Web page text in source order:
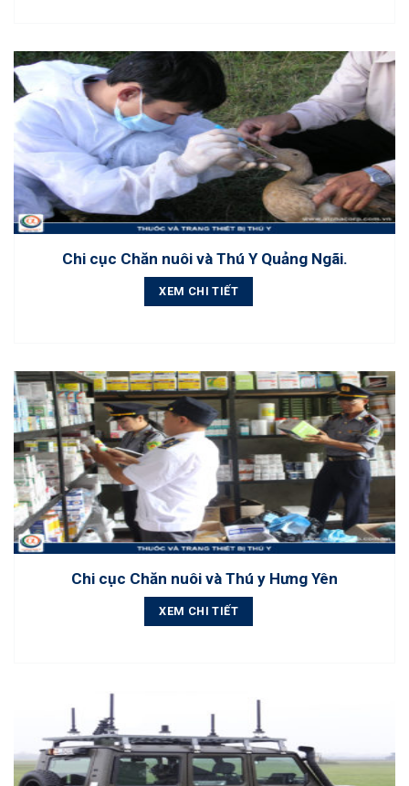
Chi cục Chăn nuôi và Thú Y Quảng Ngãi.
XEM CHI TIẾT
Chi cục Chăn nuôi và Thú y Hưng Yên
XEM CHI TIẾT